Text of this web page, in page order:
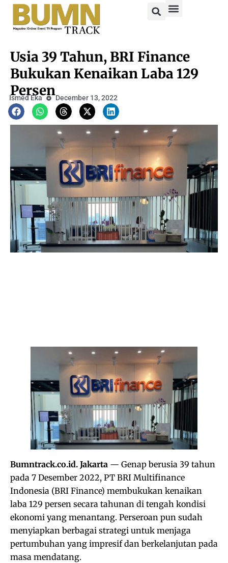
Usia 39 Tahun, BRI Finance
Bukukan Kenaikan Laba 129
Persen
Ismed Eka December 13, 2022
Bumntrack.co.id. Jakarta — Genap berusia 39 tahun
pada 7 Desember 2022, PT BRI Multifinance
Indonesia (BRI Finance) membukukan kenaikan
laba 129 persen secara tahunan di tengah kondisi
ekonomi yang menantang. Perseroan pun sudah
menyiapkan berbagai strategi untuk menjaga
pertumbuhan yang impresif dan berkelanjutan pada
masa mendatang.